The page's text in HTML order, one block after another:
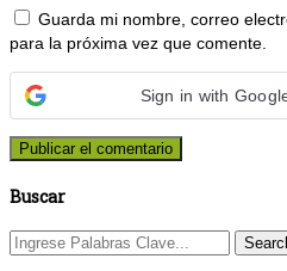
Guarda mi nombre, correo
para la próxima vez que comente.
Sign in with
Buscar